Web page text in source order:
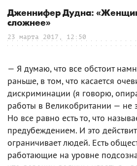
Дженнифер Дудна:
сложнее»
23 марта 2017, 12:50
— Я думаю, что все обстоит
раньше, в том, что касается
дискриминации (я говорю,
работы в Великобритании — не
Но все равно есть то, что
предубеждением. И это
ограничивает людей. Есть
работающие на уровне